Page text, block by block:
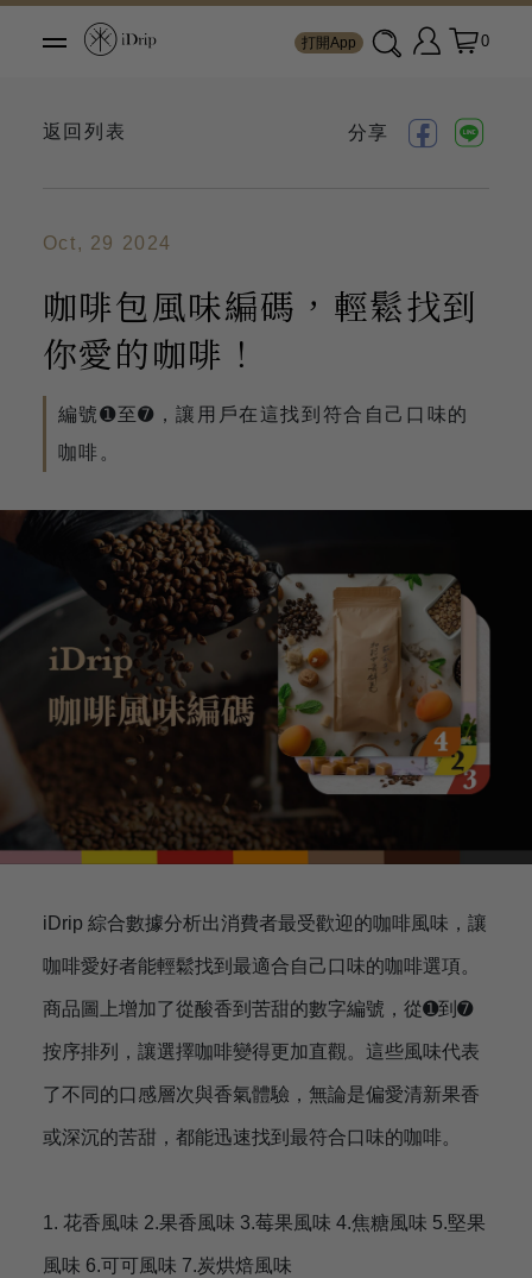
打開App 0
返回列表 分享
Oct, 29 2024
咖啡包風味編碼，輕鬆找到
你愛的咖啡！
編號➊至➐，讓用戶在這找到符合自己口味的
咖啡。
iDrip 綜合數據分析出消費者最受歡迎的咖啡風味，讓
咖啡愛好者能輕鬆找到最適合自己口味的咖啡選項。
商品圖上增加了從酸香到苦甜的數字編號，從➊到➐
按序排列，讓選擇咖啡變得更加直觀。這些風味代表
了不同的口感層次與香氣體驗，無論是偏愛清新果香
或深沉的苦甜，都能迅速找到最符合口味的咖啡。
1. 花香風味 2.果香風味 3.莓果風味 4.焦糖風味 5.堅果
風味 6.可可風味 7.炭烘焙風味